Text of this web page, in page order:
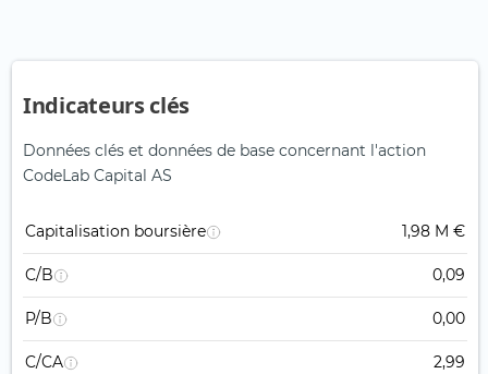
Indicateurs clés
Données clés et données de base concernant l'action
CodeLab Capital AS
Capitalisation boursière 1,98 M €
C/B 0,09
P/B 0,00
C/CA 2,99